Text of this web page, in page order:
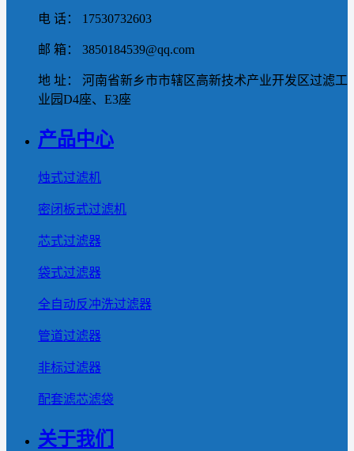
电 话： 17530732603
邮 箱： 3850184539@qq.com
地 址： 河南省新乡市市辖区高新技术产业开发区过滤工
业园D4座、E3座
产品中心
烛式过滤机
密闭板式过滤机
芯式过滤器
袋式过滤器
全自动反冲洗过滤器
管道过滤器
非标过滤器
配套滤芯滤袋
关于我们